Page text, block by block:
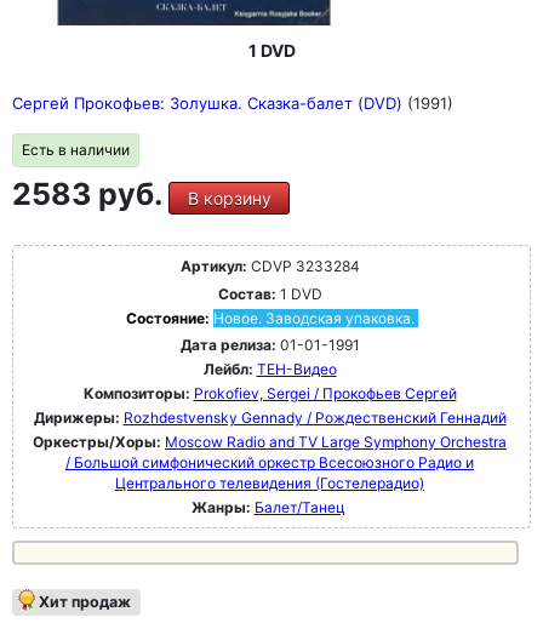
1 DVD
Сергей Прокофьев: Золушка. Сказка-балет (DVD) (1991)
Есть в наличии
2583 руб. В корзину
Артикул: CDVP 3233284
Состав: 1 DVD
Состояние: Новое. Заводская упаковка.
Дата релиза: 01-01-1991
Лейбл: ТЕН-Видео
Композиторы: Prokofiev, Sergei / Прокофьев Сергей
Дирижеры: Rozhdestvensky Gennady / Рождественский Геннадий
Оркестры/Хоры: Moscow Radio and TV Large Symphony Orchestra
/ Большой симфонический оркестр Всесоюзного Радио и
Центрального телевидения (Гостелерадио)
Жанры: Балет/Танец
Хит продаж